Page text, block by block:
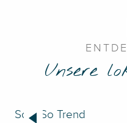
Unsere
So.Z So Trend